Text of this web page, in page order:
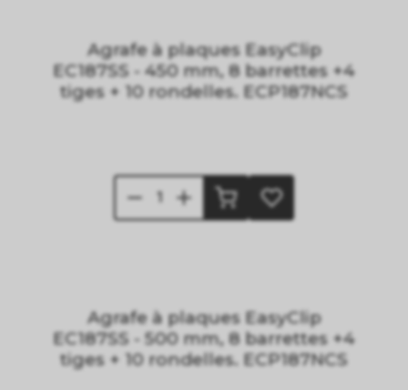
Agrafe à plaques EasyClip
EC187SS - 450 mm, 8 barrettes +4
tiges + 10 rondelles. ECP187NCS
Agrafe à plaques EasyClip
EC187SS - 500 mm, 8 barrettes +4
tiges + 10 rondelles. ECP187NCS